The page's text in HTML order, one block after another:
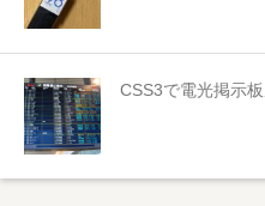
CSS3で電光掲示